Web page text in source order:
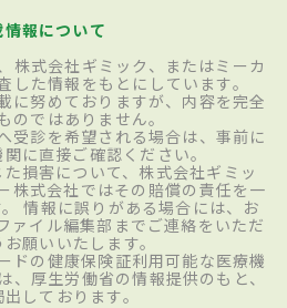
情報について
株式会社ギミック、またはミーカ
した情報をもとにしています。
に努めておりますが、内容を完全
のではありません。
受診を希望される場合は、事前に
に直接ご確認ください。
損害について、株式会社ギミッ
株式会社ではその賠償の責任を一
情報に誤りがある場合には、お
ァイル編集部までご連絡をいただ
願いいたします。
ドの健康保険証利用可能な医療機
、厚生労働省の情報提供のもと、
しております。